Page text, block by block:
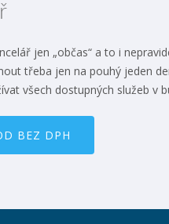
jen „občas“ a to i
třeba jen na pouhý jeden
všech dostupných služeb v
BEZ DPH